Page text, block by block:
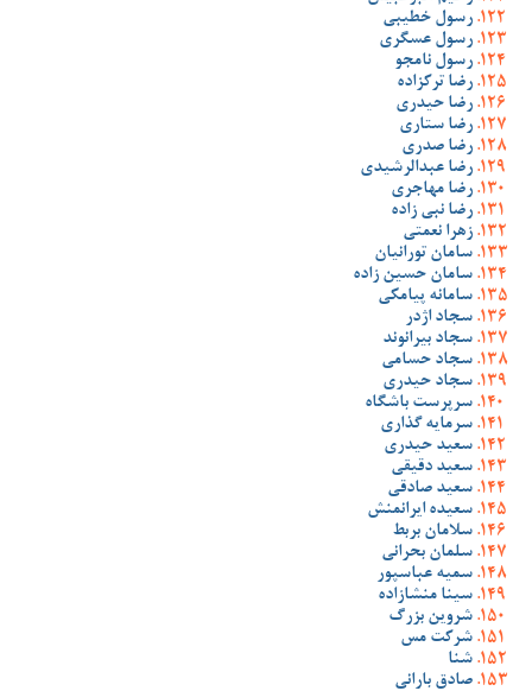
رسول خطیبی
رسول عسگری
رسول نامجو
رضا ترکزاده
رضا حیدری
رضا ستاری
رضا صدری
رضا عبدالرشیدی
رضا مهاجری
رضا نبی زاده
زهرا نعمتی
سامان تورانیان
سامان حسین زاده
سامانه پیامکی
سجاد اژدر
سجاد بیرانوند
سجاد حسامی
سجاد حیدری
سرپرست باشگاه
سرمایه گذاری
سعید حیدری
سعید دقیقی
سعید صادقی
سعیده ایرانمنش
سلامان بربط
سلمان بحرانی
سمیه عباسپور
سینا منشازاده
شروین بزرگ
شرکت مس
شنا
صادق بارانی